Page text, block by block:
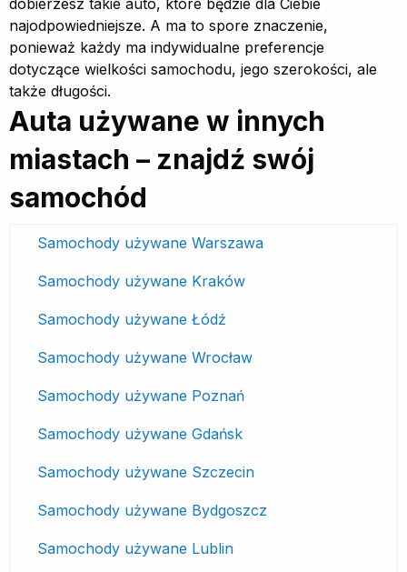
najodpowiedniejsze. A ma to spore znaczenie,
ponieważ każdy ma indywidualne preferencje
dotyczące wielkości samochodu, jego szerokości, ale
także długości.
Auta używane w innych
miastach – znajdź swój
samochód
Samochody używane Warszawa
Samochody używane Kraków
Samochody używane Łódź
Samochody używane Wrocław
Samochody używane Poznań
Samochody używane Gdańsk
Samochody używane Szczecin
Samochody używane Bydgoszcz
Samochody używane Lublin